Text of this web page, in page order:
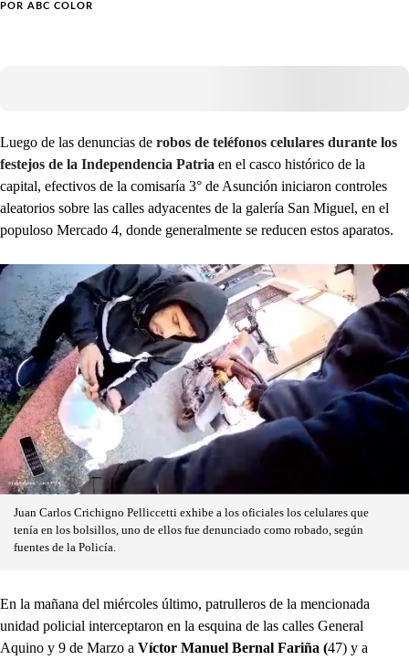
POR ABC COLOR
Luego de las denuncias de robos de teléfonos celulares durante los
festejos de la Independencia Patria en el casco histórico de la
capital, efectivos de la comisaría 3° de Asunción iniciaron controles
aleatorios sobre las calles adyacentes de la galería San Miguel, en el
populoso Mercado 4, donde generalmente se reducen estos aparatos.
Juan Carlos Crichigno Pelliccetti exhibe a los oficiales los celulares que
tenía en los bolsillos, uno de ellos fue denunciado como robado, según
fuentes de la Policía.
En la mañana del miércoles último, patrulleros de la mencionada
unidad policial interceptaron en la esquina de las calles General
Aquino y 9 de Marzo a Víctor Manuel Bernal Fariña (47) y a